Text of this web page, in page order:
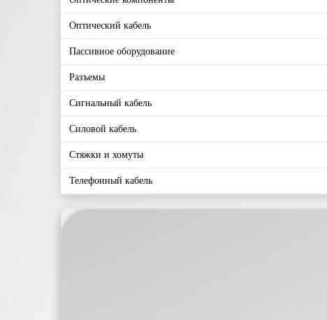
Оптический кабель
Пассивное оборудование
Разъемы
Сигнальный кабель
Силовой кабель
Стяжки и хомуты
Телефонный кабель